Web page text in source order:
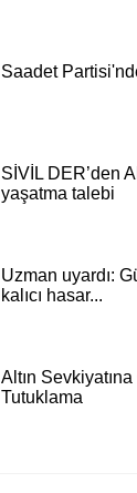
Saadet
SİVİL DER’den
yaşatma talebi
Uzman uyardı:
kalıcı hasar...
Altın
Tutuklama